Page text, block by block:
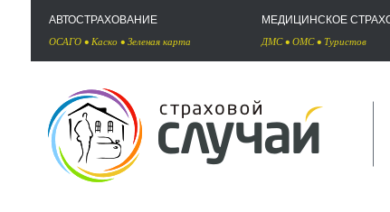
АВТОСТРАХОВАНИЕ
ОСАГО • Каско • Зеленая карта
МЕДИЦИНСКОЕ
ДМС• ОМС• Туристов